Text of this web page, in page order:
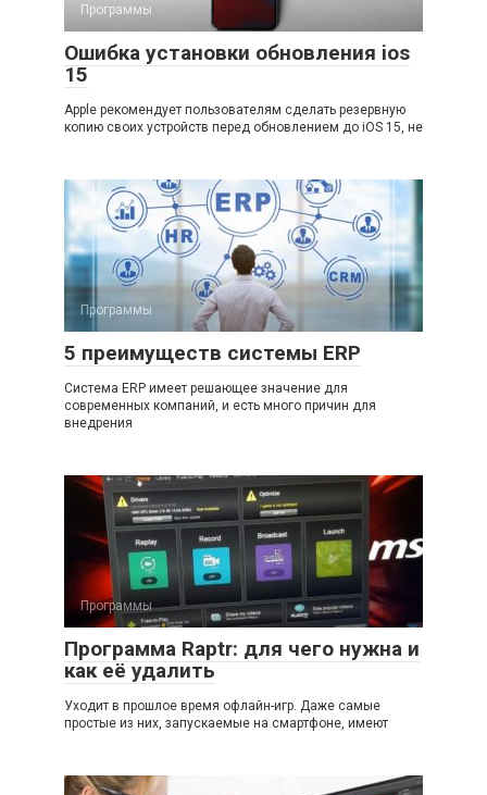
Программы
Ошибка установки обновления ios
15
Apple рекомендует пользователям сделать резервную
копию своих устройств перед обновлением до iOS 15, не
Программы
5 преимуществ системы ERP
Система ERP имеет решающее значение для
современных компаний, и есть много причин для
внедрения
Программы
Программа Raptr: для чего нужна и
как её удалить
Уходит в прошлое время офлайн-игр. Даже самые
простые из них, запускаемые на смартфоне, имеют